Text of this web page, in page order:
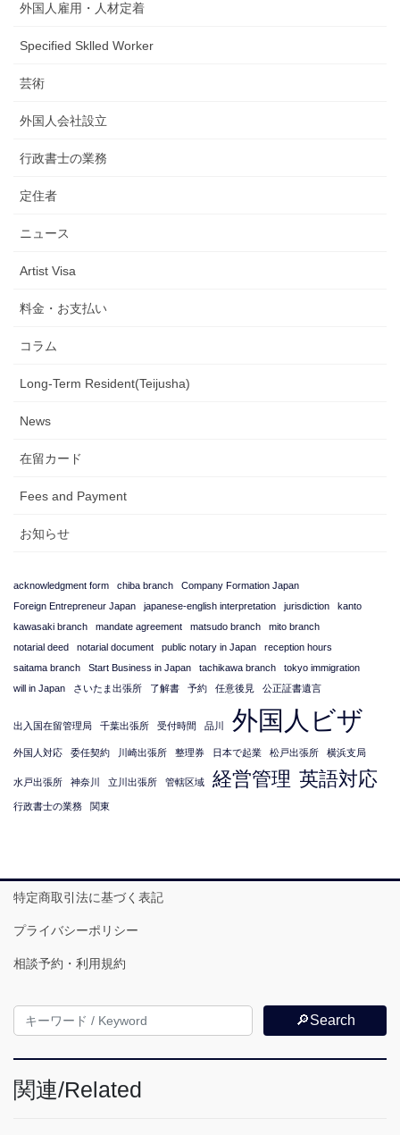
外国人雇用・人材定着
Specified Sklled Worker
芸術
外国人会社設立
行政書士の業務
定住者
ニュース
Artist Visa
料金・お支払い
コラム
Long-Term Resident(Teijusha)
News
在留カード
Fees and Payment
お知らせ
acknowledgment form chiba branch
Company Formation Japan
Foreign Entrepreneur Japan
japanese-english interpretation jurisdiction
kanto
kawasaki branch
mandate agreement matsudo branch
mito branch
notarial deed
notarial document public notary in Japan
reception hours
saitama branch
Start Business in Japan tachikawa branch
tokyo immigration
will in Japan
さいたま出張所 了解書 予約 任意後見 公正証書遺言
出入国在留管理局 千葉出張所 受付時間 品川 外国人ビザ
外国人対応 委任契約 川崎出張所 整理券 日本で起業 松戸出張所 横浜支局
水戸出張所 神奈川 立川出張所 管轄区域 経営管理 英語対応
行政書士の業務 関東
特定商取引法に基づく表記
プライバシーポリシー
相談予約・利用規約
🔎Search
関連/Related